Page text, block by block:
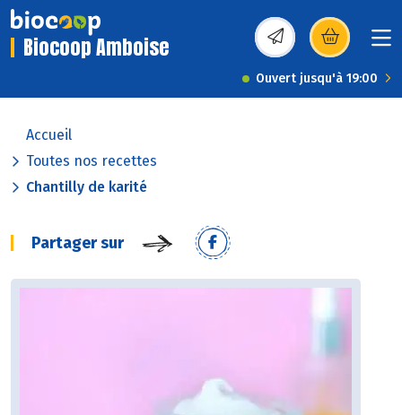
Biocoop Amboise (s’ouvre dans une
Ouvert jusqu'à 19:00
Accueil
Toutes nos recettes
Chantilly de karité
Partager sur